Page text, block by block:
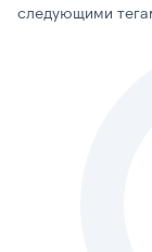
следующими